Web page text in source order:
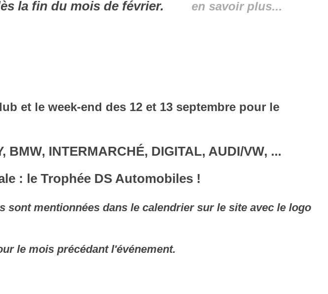
dès la fin du mois de février. en savoir plus...
et le week-end des 12 et 13 septembre pour le
INTERMARCHÉ, DIGITAL, AUDI/VW, ...
: le Trophée DS Automobiles !
mentionnées dans le calendrier sur le site avec le logo
le mois précédant l'événement.